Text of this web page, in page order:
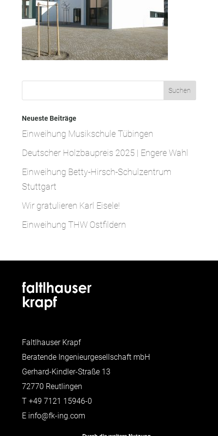
Neueste Beiträge
Einweihung Musikschule Tübingen
Deutscher Holzbaupreis 2025 | Engere Wahl
Einweihung Betty-Hirsch-Schulzentrum
Stuttgart
Wir gratulieren Karl Eisele!
Einweihung THW Ostfildern
Faltlhauser Krapf
Beratende Ingenieurgesellschaft mbH
Gerhard-Kindler-Straße 13
72770 Reutlingen
T +49 7121 15946-0
E info@fk-ing.com